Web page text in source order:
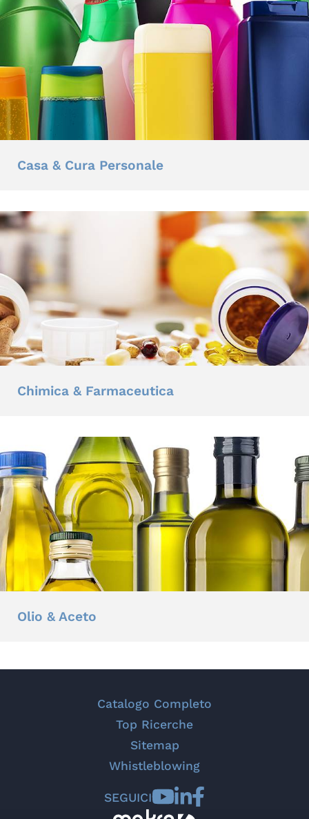
Casa & Cura Personale
Chimica & Farmaceutica
Olio & Aceto
Catalogo Completo
Top Ricerche
Sitemap
Whistleblowing
SEGUICI